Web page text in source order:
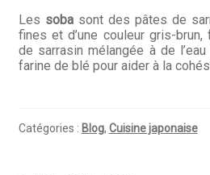
Les sobasont des pâtes de
fines et d’une couleur gris-
de sarrasin mélangée à de
farine de blé pour aider à la
Catégories : Blog, Cuisine japonaise